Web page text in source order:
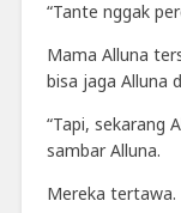
“Tante nggak
Mama Alluna
bisa jaga Alluna
“Tapi, sekarang
sambar Alluna.
Mereka tertawa.